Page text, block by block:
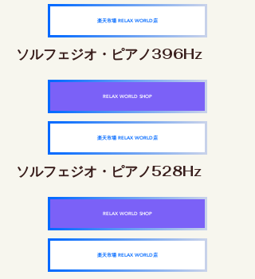
楽天市場 RELAX WORLD店
ソルフェジオ・ピアノ396Hz
RELAX WORLD SHOP
楽天市場 RELAX WORLD店
ソルフェジオ・ピアノ528Hz
RELAX WORLD SHOP
楽天市場 RELAX WORLD店